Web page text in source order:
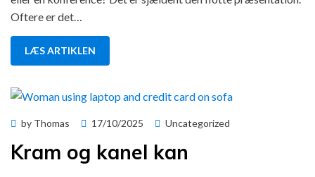
Oftere er det…
LÆS ARTIKLEN
by Thomas
Posted
17/10/2025 Uncategorized
Kram og kanel kan